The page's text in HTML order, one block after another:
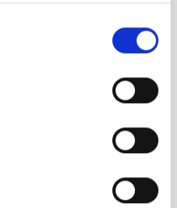
elektronik hos
i at købe og sælge
om at forlænge
at få fat i den nyeste